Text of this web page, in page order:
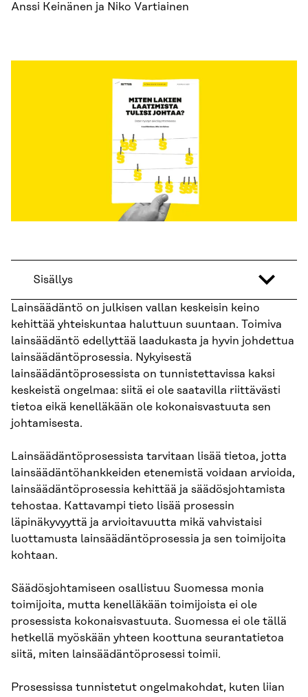
Anssi Keinänen ja Niko Vartiainen
Sisällys
Lainsäädäntö on julkisen vallan keskeisin keino
kehittää yhteiskuntaa haluttuun suuntaan. Toimiva
lainsäädäntö edellyttää laadukasta ja hyvin johdettua
lainsäädäntöprosessia. Nykyisestä
lainsäädäntöprosessista on tunnistettavissa kaksi
keskeistä ongelmaa: siitä ei ole saatavilla riittävästi
tietoa eikä kenelläkään ole kokonaisvastuuta sen
johtamisesta.
Lainsäädäntöprosessista tarvitaan lisää tietoa, jotta
lainsäädäntöhankkeiden etenemistä voidaan arvioida,
lainsäädäntöprosessia kehittää ja säädösjohtamista
tehostaa. Kattavampi tieto lisää prosessin
läpinäkyvyyttä ja arvioitavuutta mikä vahvistaisi
luottamusta lainsäädäntöprosessia ja sen toimijoita
kohtaan.
Säädösjohtamiseen osallistuu Suomessa monia
toimijoita, mutta kenelläkään toimijoista ei ole
prosessista kokonaisvastuuta. Suomessa ei ole tällä
hetkellä myöskään yhteen koottuna seurantatietoa
siitä, miten lainsäädäntöprosessi toimii.
Prosessissa tunnistetut ongelmakohdat, kuten liian